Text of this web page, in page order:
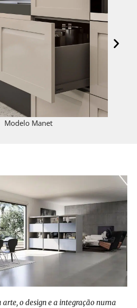
Modelo Manet
arte, o design e a integração numa